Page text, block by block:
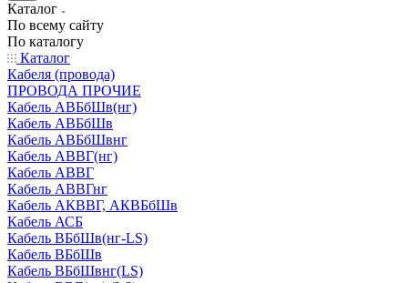
Каталог
По всему сайту
По каталогу
Каталог
Кабеля (провода)
ПРОВОДА ПРОЧИЕ
Кабель АВБбШв(нг)
Кабель АВБбШв
Кабель АВБбШвнг
Кабель АВВГ(нг)
Кабель АВВГ
Кабель АВВГнг
Кабель АКВВГ, АКВБбШв
Кабель АСБ
Кабель ВБбШв(нг-LS)
Кабель ВБбШв
Кабель ВБбШвнг(LS)